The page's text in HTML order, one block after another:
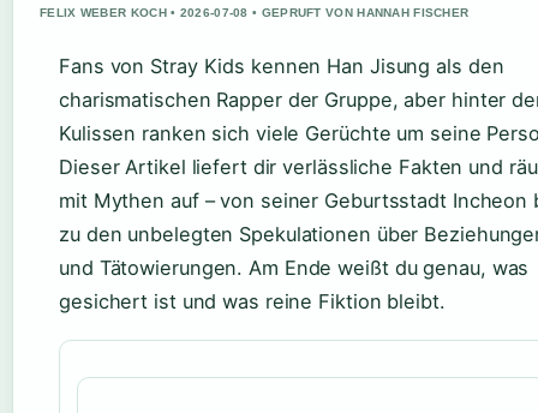
FELIX WEBER KOCH • 2026-07-08 • GEPRUFT VON HANNAH FISCHER
Fans von Stray Kids kennen Han Jisung als den
charismatischen Rapper der Gruppe, aber hinter
Kulissen ranken sich viele Gerüchte um seine
Dieser Artikel liefert dir verlässliche Fakten und
mit Mythen auf – von seiner Geburtsstadt Incheon
zu den unbelegten Spekulationen über
und Tätowierungen. Am Ende weißt du genau, was
gesichert ist und was reine Fiktion bleibt.